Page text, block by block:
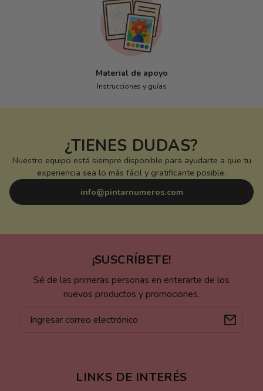
Material de apoyo
Instrucciones y guías
¿TIENES DUDAS?
Nuestro equipo está siempre disponible para ayudarte a que tu
experiencia sea lo más fácil y gratificante posible.
info@pintarnumeros.com
¡SUSCRÍBETE!
Sé de las primeras personas en enterarte de los
nuevos productos y promociones.
electrónico
LINKS DE INTERÉS